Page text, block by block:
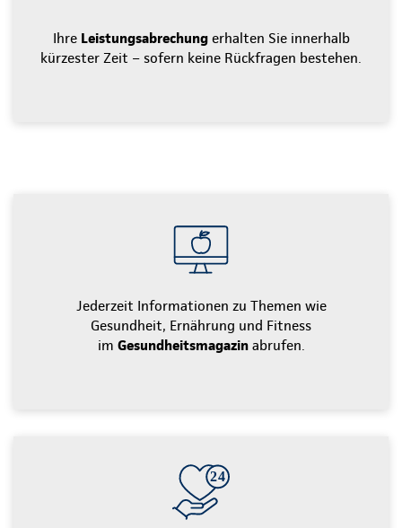
Ihre Leistungsabrechungerhalten Sie innerhalb
kürzester Zeit – sofern keine Rückfragen bestehen.
Jederzeit Informationen zu Themen wie
Gesundheit, Ernährung und Fitness
im Gesundheitsmagazinabrufen.